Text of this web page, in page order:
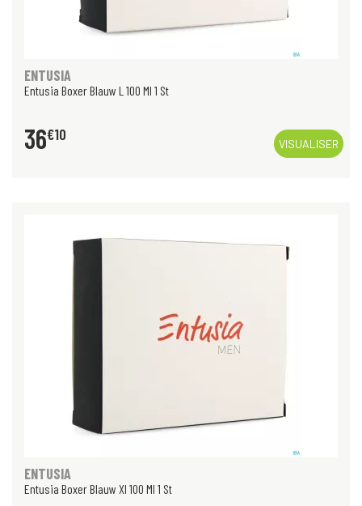
ENTUSIA
Entusia Boxer Blauw L 100 Ml 1 St
36€10
VISUALISER
ENTUSIA
Entusia Boxer Blauw Xl 100 Ml 1 St